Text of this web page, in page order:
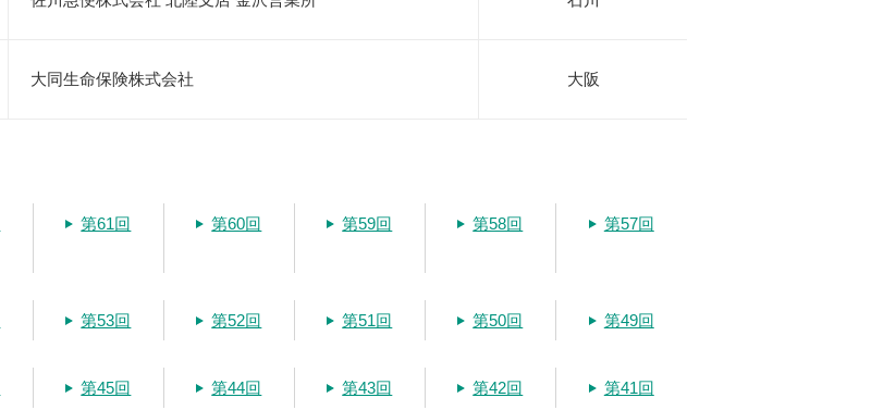
大同生命保険株式会社 大阪
第61回 第60回 第59回 第58回 第57回
第53回 第52回 第51回 第50回 第49回
第45回 第44回 第43回 第42回 第41回